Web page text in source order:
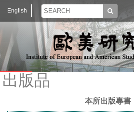
English
出版品
本所出版專書